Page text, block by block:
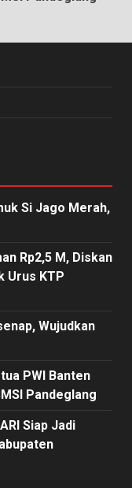
Si Jago Merah,
Rp2,5 M, Diskan
Urus KTP
Wujudkan
PWI Banten
Pandeglang
Siap Jadi